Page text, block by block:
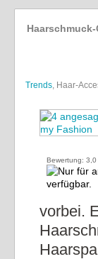
Trends, Haar-
Bewertung: 3,0
vorbei.